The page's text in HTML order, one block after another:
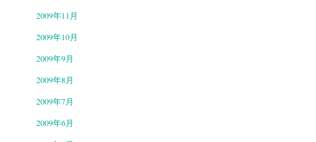
2009年11月
2009年10月
2009年9月
2009年8月
2009年7月
2009年6月